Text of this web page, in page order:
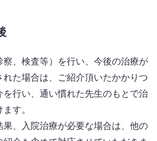
察、検査等）を行い、今後の治療が
れた場合は、ご紹介頂いたかかりつ
を行い、通い慣れた先生のもとで治
す。
果、入院治療が必要な場合は、他の